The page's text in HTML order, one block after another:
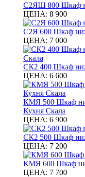
С2ЯШ 800 Шкаф
ЦЕНА: 8 900
С2Я 600 Шкаф
ЦЕНА: 7 000
СК2 400 Шкаф
ЦЕНА: 6 600
КМЯ 500 Шкаф
Кухня Скала
ЦЕНА: 6 900
СК2 500 Шкаф
ЦЕНА: 7 200
КМЯ 600 Шкаф
ЦЕНА: 7 700